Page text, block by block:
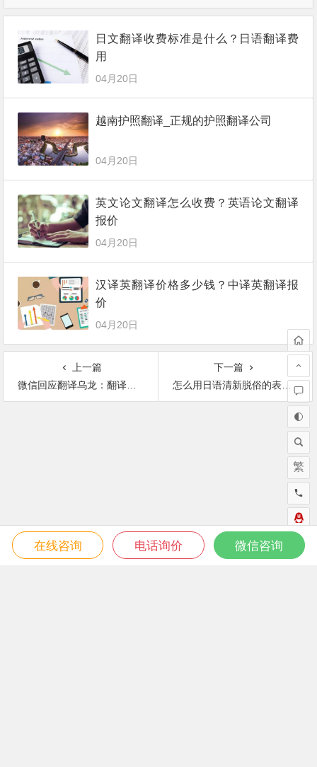
日文翻译收费标准是什么？日语翻译费
用
04月20日
越南护照翻译_正规的护照翻译公司
04月20日
英文论文翻译怎么收费？英语论文翻译
报价
04月20日
汉译英翻译价格多少钱？中译英翻译报
价
04月20日
上一篇
微信回应翻译乌龙：翻译引擎训练不完善，正在紧急修复
下一篇
怎么用日语清新脱俗的表白，就算失败也不会尴尬
繁
在线咨询 电话询价 微信咨询